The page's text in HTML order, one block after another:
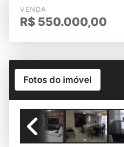
VENDA
R$ 550.000,00
Fotos do imóvel